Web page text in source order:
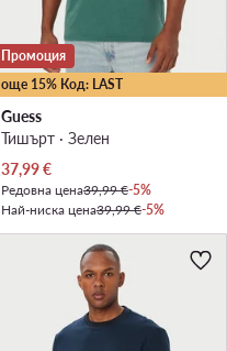
още 15% Код: LAST
Промоция
Guess
Тишърт · Зелен
Актуална цена
37,99€
Редовна цена39,99 €-5%
Най-ниска цена39,99 €-5%